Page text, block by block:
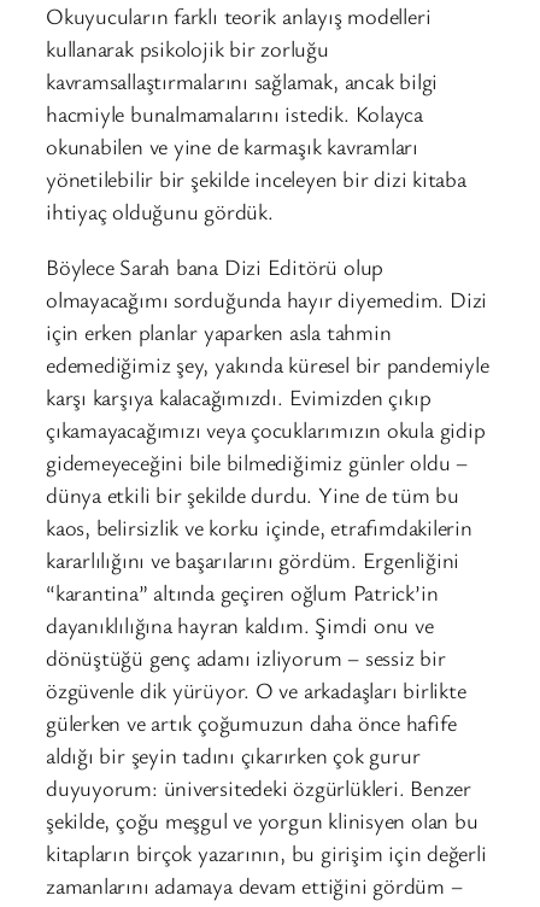
Okuyucuların farklı teorik anlayış modelleri
kullanarak psikolojik bir zorluğu
kavramsallaştırmalarını sağlamak, ancak bilgi
hacmiyle bunalmamalarını istedik. Kolayca
okunabilen ve yine de karmaşık kavramları
yönetilebilir bir şekilde inceleyen bir dizi kitaba
ihtiyaç olduğunu gördük.
Böylece Sarah bana Dizi Editörü olup
olmayacağımı sorduğunda hayır diyemedim. Dizi
için erken planlar yaparken asla tahmin
edemediğimiz şey, yakında küresel bir pandemiyle
karşı karşıya kalacağımızdı. Evimizden çıkıp
çıkamayacağımızı veya çocuklarımızın okula gidip
gidemeyeceğini bile bilmediğimiz günler oldu –
dünya etkili bir şekilde durdu. Yine de tüm bu
kaos, belirsizlik ve korku içinde, etrafımdakilerin
kararlılığını ve başarılarını gördüm. Ergenliğini
“karantina” altında geçiren oğlum Patrick’in
dayanıklılığına hayran kaldım. Şimdi onu ve
dönüştüğü genç adamı izliyorum – sessiz bir
özgüvenle dik yürüyor. O ve arkadaşları birlikte
gülerken ve artık çoğumuzun daha önce hafife
aldığı bir şeyin tadını çıkarırken çok gurur
duyuyorum: üniversitedeki özgürlükleri. Benzer
şekilde, çoğu meşgul ve yorgun klinisyen olan bu
kitapların birçok yazarının, bu girişim için değerli
zamanlarını adamaya devam ettiğini gördüm –